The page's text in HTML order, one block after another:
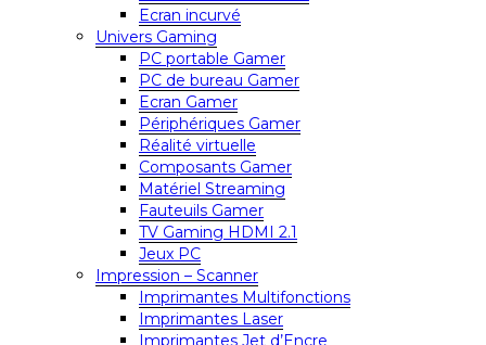
Ecran incurvé
Univers Gaming
PC portable Gamer
PC de bureau Gamer
Ecran Gamer
Périphériques Gamer
Réalité virtuelle
Composants Gamer
Matériel Streaming
Fauteuils Gamer
TV Gaming HDMI 2.1
Jeux PC
Impression – Scanner
Imprimantes Multifonctions
Imprimantes Laser
Imprimantes Jet d’Encre